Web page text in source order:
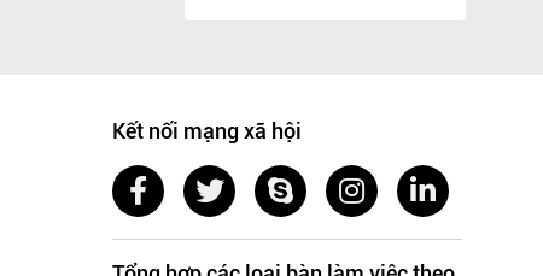
Kết nối mạng xã hội